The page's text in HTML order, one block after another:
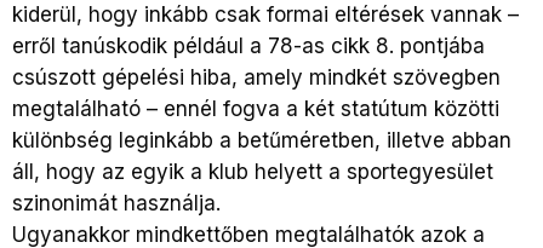
kiderül, hogy inkább csak formai eltérések vannak –
erről tanúskodik például a 78-as cikk 8. pontjába
csúszott gépelési hiba, amely mindkét szövegben
megtalálható – ennél fogva a két statútum közötti
különbség leginkább a betűméretben, illetve abban
áll, hogy az egyik a klub helyett a sportegyesület
szinonimát használja.
Ugyanakkor mindkettőben megtalálhatók azok a